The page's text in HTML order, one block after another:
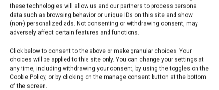
these technologies will allow us and our partners to process personal
data such as browsing behavior or unique IDs on this site and show
(non-) personalized ads. Not consenting or withdrawing consent, may
adversely affect certain features and functions.
Click below to consent to the above or make granular choices. Your
choices will be applied to this site only. You can change your settings at
any time, including withdrawing your consent, by using the toggles on the
Cookie Policy, or by clicking on the manage consent button at the bottom
of the screen.
– 4 abricots
– éclats de pistaches pour la déco
Préparation:
Etape: 1